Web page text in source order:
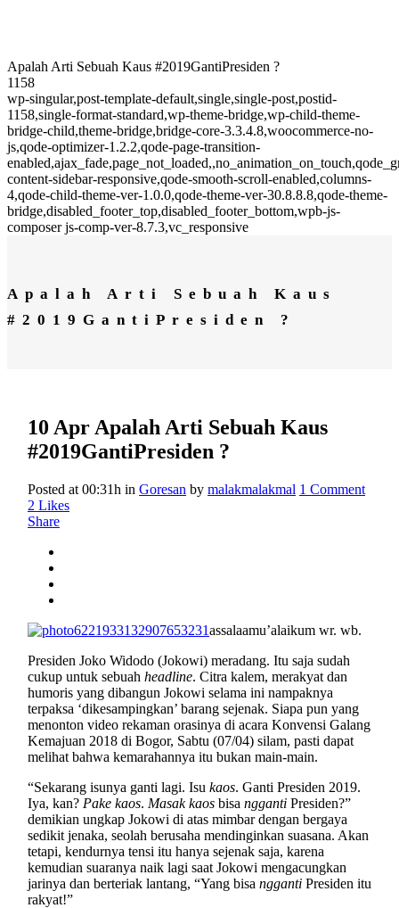
Apalah Arti Sebuah Kaus #2019GantiPresiden ?
1158
wp-singular,post-template-default,single,single-post,postid-
1158,single-format-standard,wp-theme-bridge,wp-child-theme-
bridge-child,theme-bridge,bridge-core-3.3.4.8,woocommerce-no-
js,qode-optimizer-1.2.2,qode-page-transition-
content-sidebar-responsive,qode-smooth-scroll-enabled,columns-
4,qode-child-theme-ver-1.0.0,qode-theme-ver-30.8.8.8,qode-theme-
bridge,disabled_footer_top,disabled_footer_bottom,wpb-js-
composer js-comp-ver-8.7.3,vc_responsive
Apalah Arti Sebuah Kaus
#2019GantiPresiden ?
10 Apr Apalah Arti Sebuah Kaus
#2019GantiPresiden ?
Posted at 00:31h in Goresan by malakmalakmal 1 Comment
2 Likes
Share
assalaamu’alaikum wr. wb.
Presiden Joko Widodo (Jokowi) meradang. Itu saja sudah
cukup untuk sebuah headline. Citra kalem, merakyat dan
humoris yang dibangun Jokowi selama ini nampaknya
terpaksa ‘dikesampingkan’ barang sejenak. Siapa pun yang
menonton video rekaman orasinya di acara Konvensi Galang
Kemajuan 2018 di Bogor, Sabtu (07/04) silam, pasti dapat
melihat bahwa kemarahannya itu bukan main-main.
“Sekarang isunya ganti lagi. Isu kaos. Ganti Presiden 2019.
Iya, kan? Pake kaos. Masak kaos bisa ngganti Presiden?”
demikian ungkap Jokowi di atas mimbar dengan bergaya
sedikit jenaka, seolah berusaha mendinginkan suasana. Akan
tetapi, kendurnya tensi itu hanya sejenak saja, karena
kemudian suaranya naik lagi saat Jokowi mengacungkan
jarinya dan berteriak lantang, “Yang bisa ngganti Presiden itu
rakyat!”